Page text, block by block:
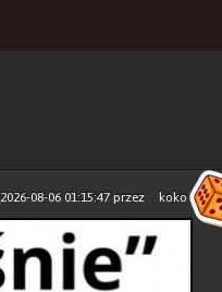
2026-08-06 01:15:47przez koko